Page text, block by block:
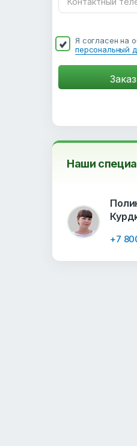
Я согласен на
персональный
Наши
+7